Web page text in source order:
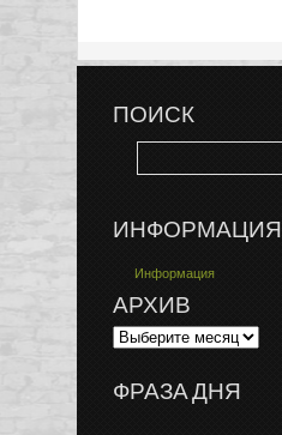
ПОИСК
ИНФОРМАЦИЯ
Информация
АРХИВ
ФРАЗА ДНЯ